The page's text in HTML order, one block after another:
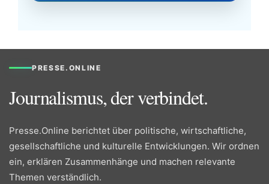
PRESSE.ONLINE
Journalismus, der verbindet.
Presse.Online berichtet über politische, wirtschaftliche,
gesellschaftliche und kulturelle Entwicklungen. Wir ordnen
ein, erklären Zusammenhänge und machen relevante
Themen verständlich.